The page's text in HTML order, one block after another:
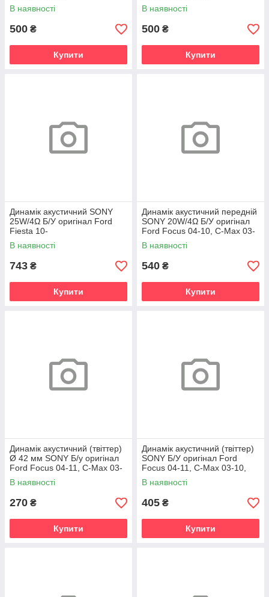
В наявності
500 ₴
Купити
В наявності
500 ₴
Купити
Динамік акустичний SONY
25W/4Ω Б/У оригінал Ford
Fiesta 10-
В наявності
743 ₴
Купити
Динамік акустичний передній
SONY 20W/4Ω Б/У оригінал
Ford Focus 04-10, C-Max 03-
10, Kuga 08-12
В наявності
540 ₴
Купити
Динамік акустичний (твіттер)
Ø 42 мм SONY Б/у оригінал
Ford Focus 04-11, C-Max 03-
10, Kuga 08-12
В наявності
270 ₴
Купити
Динамік акустичний (твіттер)
SONY Б/У оригінал Ford
Focus 04-11, C-Max 03-10,
Kuga 08-12
В наявності
405 ₴
Купити